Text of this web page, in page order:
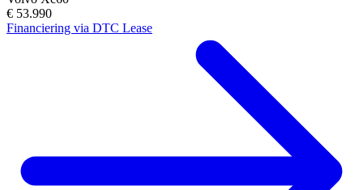
€ 53.990
Financiering via DTC Lease